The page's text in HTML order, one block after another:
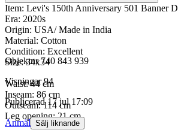
Item: Levi's 150th Anniversary 501 Banner
Era: 2020s
Origin: USA/ Made in India
Material: Cotton
Condition: Excellent
Size: 34x34
Waist: 44 cm
Inseam: 86 cm
Outseam: 114 cm
Leg opening: 21 cm
Objektnr 740 843 939
Visningar 94
Publicerad 17 jul 17:09
Anmäl Sälj liknande